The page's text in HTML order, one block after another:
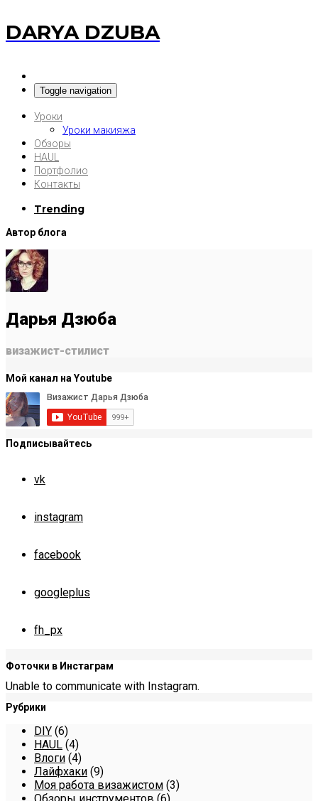
DARYA DZUBA
Toggle navigation
Уроки
Уроки макияжа
Обзоры
HAUL
Портфолио
Контакты
Trending
Автор блога
Дарья Дзюба
визажист-стилист
Мой канал на Youtube
Подписывайтесь
vk
instagram
facebook
googleplus
fh_px
Фоточки в Инстаграм
Unable to communicate with Instagram.
Рубрики
DIY (6)
HAUL (4)
Влоги (4)
Лайфхаки (9)
Моя работа визажистом (3)